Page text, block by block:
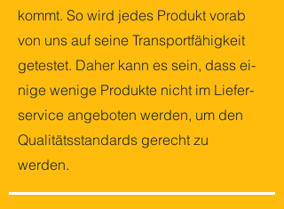
kommt. So wird jedes Pro­dukt vorab
von uns auf seine Transport­fähigkeit
ge­testet. Daher kann es sein, dass ei­
ni­ge we­nige Pro­dukte nicht im Lie­fer­
service angeboten werden, um den
Qualitätsstandards gerecht zu
werden.